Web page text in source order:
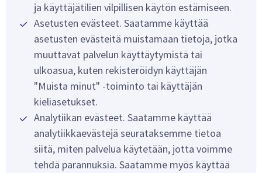
ja käyttäjätilien vilpillisen käytön estämiseen.
Asetusten evästeet. Saatamme käyttää
asetusten evästeitä muistamaan tietoja, jotka
muuttavat palvelun käyttäytymistä tai
ulkoasua, kuten rekisteröidyn käyttäjän
"Muista minut" -toiminto tai käyttäjän
kieliasetukset.
Analytiikan evästeet. Saatamme käyttää
analytiikkaevästejä seurataksemme tietoa
siitä, miten palvelua käytetään, jotta voimme
tehdä parannuksia. Saatamme myös käyttää